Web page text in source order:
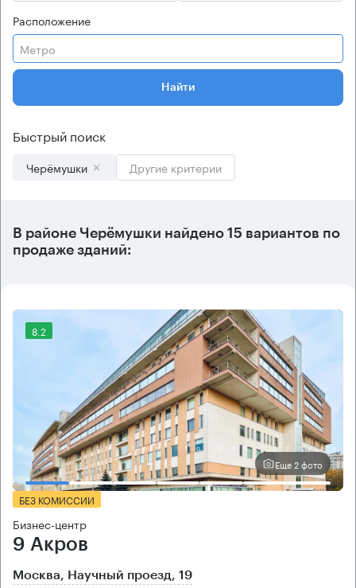
Расположение
Метро
Найти
Быстрый поиск
Черёмушки Другие критерии
В районе Черёмушки найдено 15 вариантов по
продаже зданий:
8.2
Еще 2 фото
БЕЗ КОМИССИИ
Бизнес-центр
9 Акров
Москва, Научный проезд, 19